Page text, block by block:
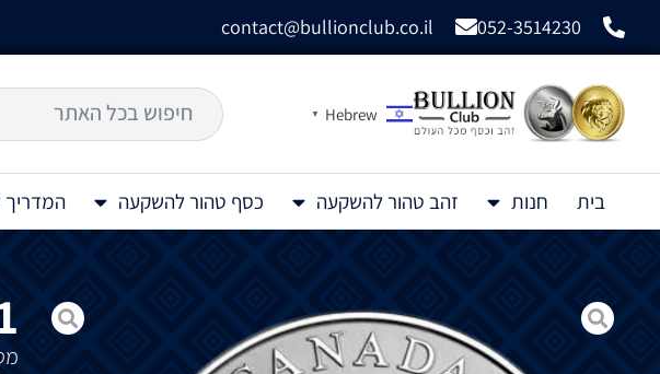
052-3514230
contact@bullionclub.co.il
Hebrew
▼
בית חנות זהב טהור להשקעה כסף טהור להשקעה